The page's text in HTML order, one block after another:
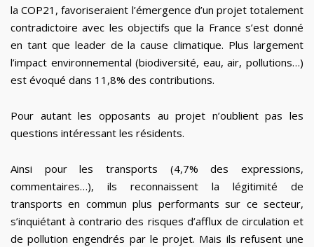
la COP21, favoriseraient l’émergence d’un projet totalement
contradictoire avec les objectifs que la France s’est donné
en tant que leader de la cause climatique. Plus largement
l’impact environnemental (biodiversité, eau, air, pollutions…)
est évoqué dans 11,8% des contributions.
Pour autant les opposants au projet n’oublient pas les
questions intéressant les résidents.
Ainsi pour les transports (4,7% des expressions,
commentaires…), ils reconnaissent la légitimité de
transports en commun plus performants sur ce secteur,
s’inquiétant à contrario des risques d’afflux de circulation et
de pollution engendrés par le projet. Mais ils refusent une